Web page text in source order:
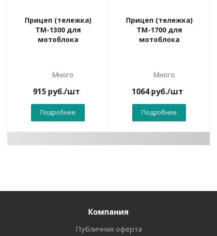
Прицеп (тележка)
ТМ-1300 для
мотоблока
Много
915руб./шт
Подробнее
Прицеп (тележка)
ТМ-1700 для
мотоблока
Много
1064руб./шт
Подробнее
Компания
Публичная оферта